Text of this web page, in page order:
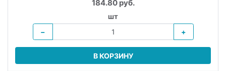
184.80 руб.
шт
−
+
В КОРЗИНУ